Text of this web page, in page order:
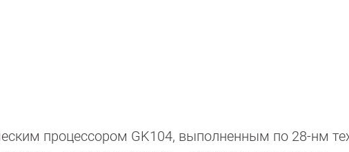
процессором GK104, выполненным по 28-нм